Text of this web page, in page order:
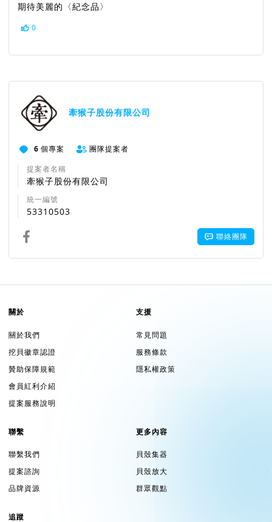
期待美麗的〈紀念品〉
0
牽猴子股份有限公司
6 個專案
團隊提案者
提案者名稱
牽猴子股份有限公司
統一編號
53310503
聯絡團隊
關於
關於我們
挖貝徽章認證
贊助保障規範
會員紅利介紹
提案服務說明
支援
常見問題
服務條款
隱私權政策
聯繫
聯繫我們
提案諮詢
品牌資源
更多內容
貝殼集器
貝殼放大
群眾觀點
追蹤